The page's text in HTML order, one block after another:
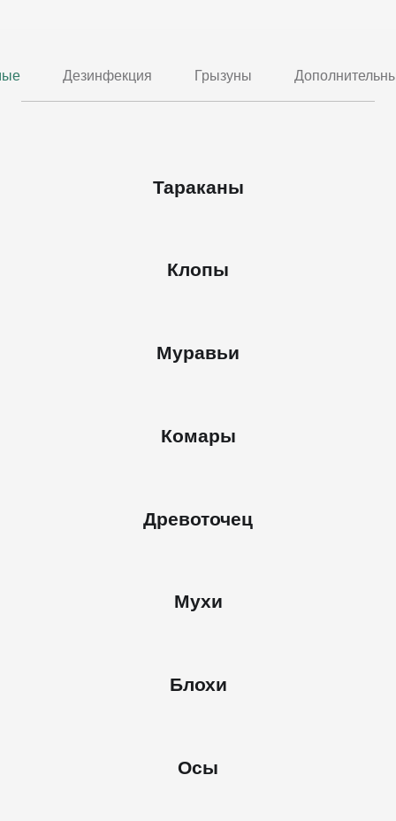
Дезинфекция Грызуны
Тараканы
Клопы
Муравьи
Комары
Древоточец
Мухи
Блохи
Осы